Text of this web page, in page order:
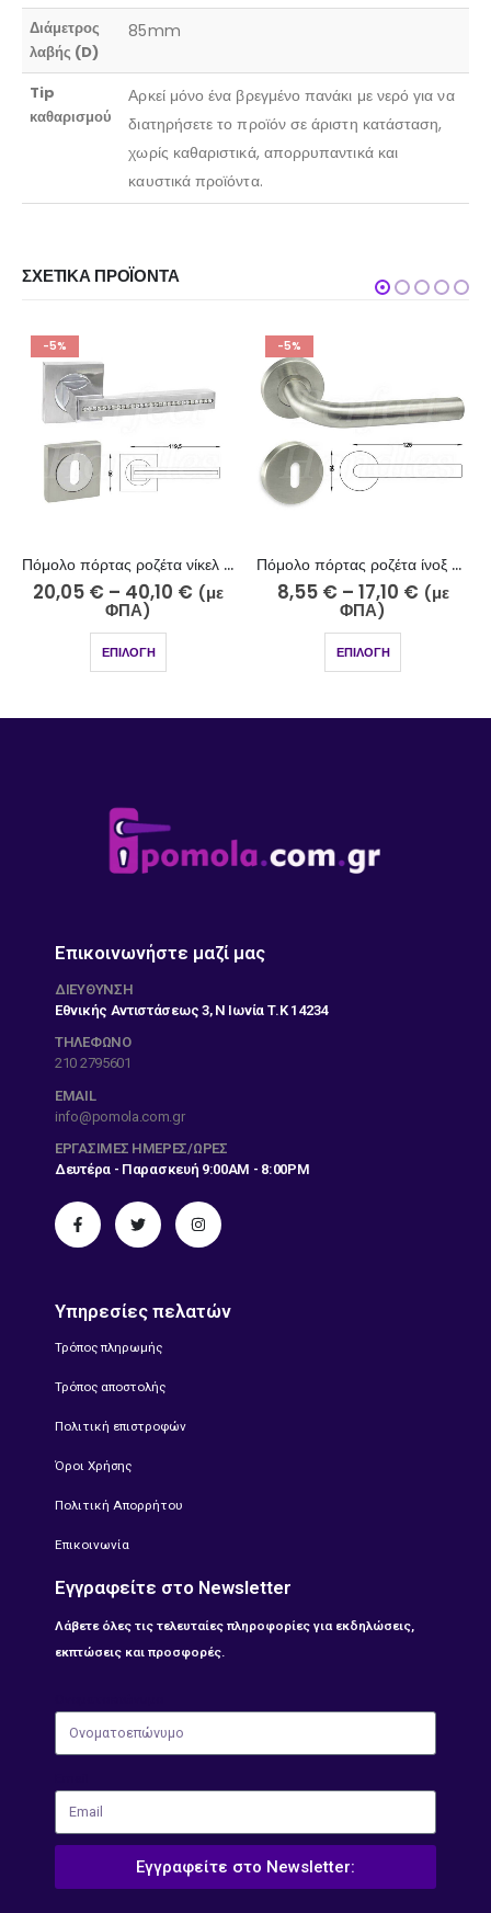
Διάμετρος
λαβής (D)
85mm
Tip
καθαρισμού
Αρκεί μόνο ένα βρεγμένο πανάκι με νερό για να
διατηρήσετε το προϊόν σε άριστη κατάσταση,
χωρίς καθαριστικά, απορρυπαντικά και
καυστικά προϊόντα.
ΣΧΕΤΙΚΆ ΠΡΟΪΌΝΤΑ
-5%
Πόμολο πόρτας ροζέτα νίκελ ματ χρώμιο στρας 210-10-5-18/2
20,05 € – 40,10 € (με
ΦΠΑ)
ΕΠΙΛΟΓΉ
-5%
Πόμολο πόρτας ροζέτα ίνοξ 253-13/2
8,55 € – 17,10 € (με
ΦΠΑ)
ΕΠΙΛΟΓΉ
Επικοινωνήστε μαζί μας
ΔΙΕΎΘΥΝΣΗ
Εθνικής Αντιστάσεως 3, Ν Ιωνία Τ.Κ 14234
ΤΗΛΕΦΩΝΟ
210 2795601
EMAIL
info@pomola.com.gr
ΕΡΓΆΣΙΜΕΣ ΗΜΈΡΕΣ/ΏΡΕΣ
Δευτέρα - Παρασκευή 9:00AM - 8:00PM
Υπηρεσίες πελατών
Τρόπος πληρωμής
Τρόπος αποστολής
Πολιτική επιστροφών
Όροι Χρήσης
Πολιτική Απορρήτου
Επικοινωνία
Εγγραφείτε στο Newsletter
Λάβετε όλες τις τελευταίες πληροφορίες για εκδηλώσεις,
εκπτώσεις και προσφορές.
Εγγραφείτε στο Newsletter: